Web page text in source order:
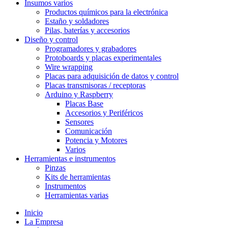
Insumos varios
Productos químicos para la electrónica
Estaño y soldadores
Pilas, baterías y accesorios
Diseño y control
Programadores y grabadores
Protoboards y placas experimentales
Wire wrapping
Placas para adquisición de datos y control
Placas transmisoras / receptoras
Arduino y Raspberry
Placas Base
Accesorios y Periféricos
Sensores
Comunicación
Potencia y Motores
Varios
Herramientas e instrumentos
Pinzas
Kits de herramientas
Instrumentos
Herramientas varias
Inicio
La Empresa